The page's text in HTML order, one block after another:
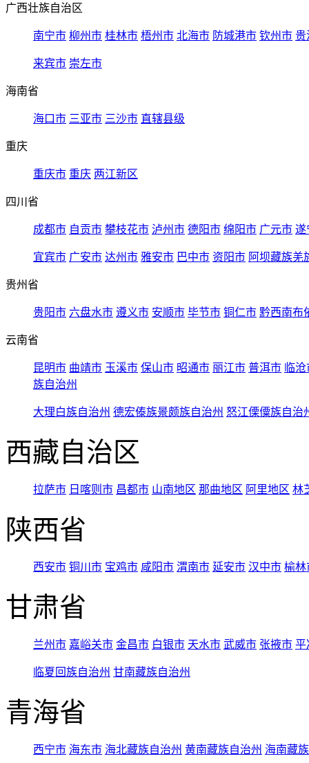
广西壮族自治区
南宁市 柳州市 桂林市 梧州市 北海市 防城港市 钦州市 贵
来宾市 崇左市
海南省
海口市 三亚市 三沙市 直辖县级
重庆
重庆市 重庆 两江新区
四川省
成都市 自贡市 攀枝花市 泸州市 德阳市 绵阳市 广元市 遂
宜宾市 广安市 达州市 雅安市 巴中市 资阳市 阿坝藏族羌
贵州省
贵阳市 六盘水市 遵义市 安顺市 毕节市 铜仁市 黔西南布
云南省
昆明市 曲靖市 玉溪市 保山市 昭通市 丽江市 普洱市 临
族自治州
大理白族自治州 德宏傣族景颇族自治州 怒江傈僳族自治
西藏自治区
拉萨市 日喀则市 昌都市 山南地区 那曲地区 阿里地区 林
陕西省
西安市 铜川市 宝鸡市 咸阳市 渭南市 延安市 汉中市 榆林
甘肃省
兰州市 嘉峪关市 金昌市 白银市 天水市 武威市 张掖市 平
临夏回族自治州 甘南藏族自治州
青海省
西宁市 海东市 海北藏族自治州 黄南藏族自治州 海南藏